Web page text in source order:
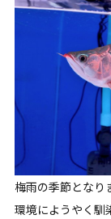
梅雨の季節となり
環境にようやく馴